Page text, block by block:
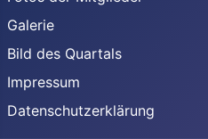
Galerie
Bild des Quartals
Impressum
Datenschutzerklärung